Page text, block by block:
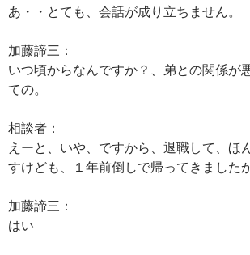
あ・・とても、会話が成り立ちません。
加藤諦三：
いつ頃からなんですか？、弟との関係が
ての。
相談者：
えーと、いや、ですから、退職して、ほ
すけども、１年前倒しで帰ってきました
加藤諦三：
はい